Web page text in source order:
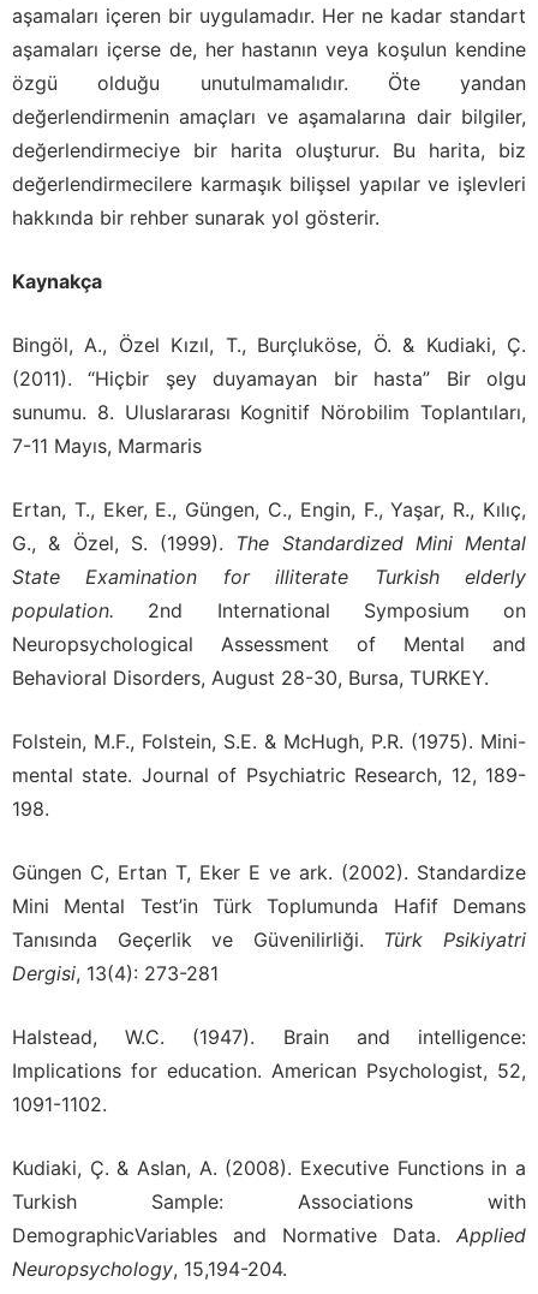
aşamaları içeren bir uygulamadır. Her ne kadar standart
aşamaları içerse de, her hastanın veya koşulun kendine
özgü olduğu unutulmamalıdır. Öte yandan
değerlendirmenin amaçları ve aşamalarına dair bilgiler,
değerlendirmeciye bir harita oluşturur. Bu harita, biz
değerlendirmecilere karmaşık bilişsel yapılar ve işlevleri
hakkında bir rehber sunarak yol gösterir.
Kaynakça
Bingöl, A., Özel Kızıl, T., Burçluköse, Ö. & Kudiaki, Ç.
(2011). “Hiçbir şey duyamayan bir hasta” Bir olgu
sunumu. 8. Uluslararası Kognitif Nörobilim Toplantıları,
7-11 Mayıs, Marmaris
Ertan, T., Eker, E., Güngen, C., Engin, F., Yaşar, R., Kılıç,
G., & Özel, S. (1999). The Standardized Mini Mental
State Examination for illiterate Turkish elderly
population. 2nd International Symposium on
Neuropsychological Assessment of Mental and
Behavioral Disorders, August 28-30, Bursa, TURKEY.
Folstein, M.F., Folstein, S.E. & McHugh, P.R. (1975). Mini-
mental state. Journal of Psychiatric Research, 12, 189-
198.
Güngen C, Ertan T, Eker E ve ark. (2002). Standardize
Mini Mental Test’in Türk Toplumunda Hafif Demans
Tanısında Geçerlik ve Güvenilirliği. Türk Psikiyatri
Dergisi, 13(4): 273-281
Halstead, W.C. (1947). Brain and intelligence:
Implications for education. American Psychologist, 52,
1091-1102.
Kudiaki, Ç. & Aslan, A. (2008). Executive Functions in a
Turkish Sample: Associations with
DemographicVariables and Normative Data. Applied
Neuropsychology, 15,194-204.